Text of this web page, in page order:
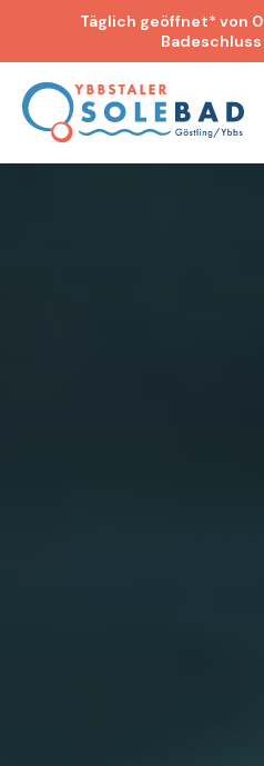
Täglich geöffnet* von
Badeschluss